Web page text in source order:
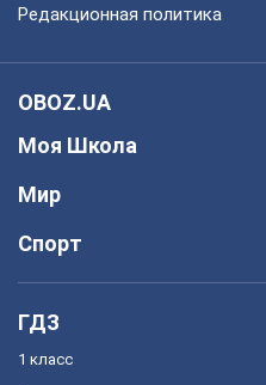
Редакционная политика
OBOZ.UA
Моя Школа
Мир
Спорт
ГДЗ
1 класс